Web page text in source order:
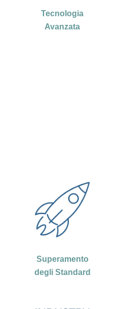
Tecnologia
Avanzata
Superamento
degli Standard